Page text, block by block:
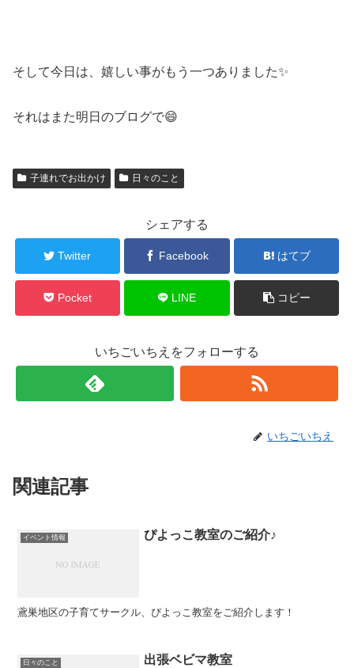
そして今日は、嬉しい事がもう一つありました✨
それはまた明日のブログで😄
子連れでお出かけ 日々のこと
シェアする
Twitter Facebook はてブ
Pocket LINE コピー
いちごいちえをフォローする
いちごいちえ
関連記事
イベント情報 ぴよっこ教室のご紹介♪
鳶巣地区の子育てサークル、ぴよっこ教室をご紹介します！
日々のこと 出張ベビマ教室